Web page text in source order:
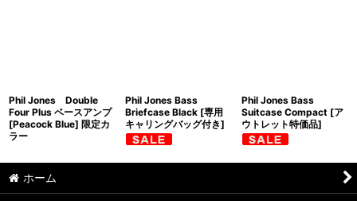
Phil Jones Double
Four Plus ベースアンプ
[Peacock Blue] 限定カ
ラー
Phil Jones Bass
Briefcase Black [専用
キャリングバッグ付き]
Phil Jones Bass
Suitcase Compact [ア
ウトレット特価品]
ホーム